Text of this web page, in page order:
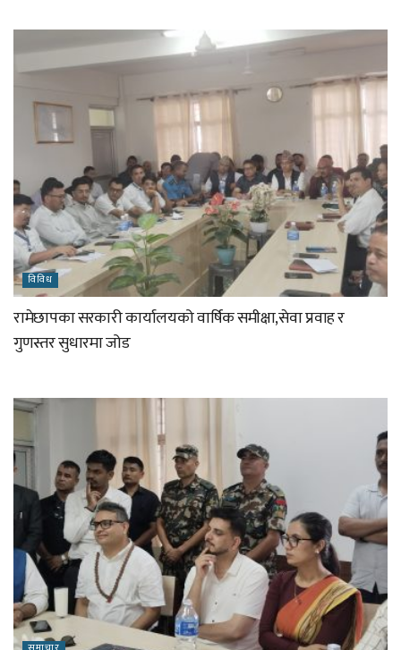
विविध
रामेछापका सरकारी कार्यालयको वार्षिक समीक्षा,सेवा प्रवाह र
गुणस्तर सुधारमा जोड